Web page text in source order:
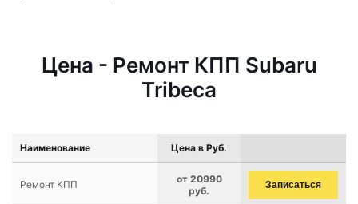
Цена - Ремонт КПП Subaru
Tribeca
Наименование Цена в Руб.
Ремонт КПП
от 20990
руб.
Записаться